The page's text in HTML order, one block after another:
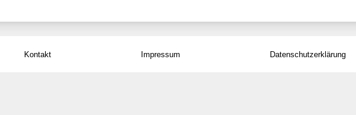
Kontakt Impressum Datenschutzerklärung